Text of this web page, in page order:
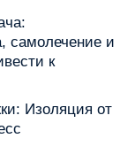
самолечение и
к
Изоляция от